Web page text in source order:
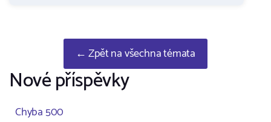
← Zpět na všechna témata
Nové příspěvky
Chyba 500